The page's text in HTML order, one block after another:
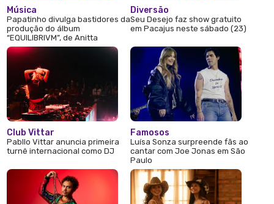
Música
Papatinho divulga bastidores da
produção do álbum
“EQUILIBRIVM”, de Anitta
Club Vittar
Pabllo Vittar anuncia primeira
turnê internacional como DJ
Diversão
Seu Desejo faz show gratuito
em Pacajus neste sábado (23)
Famosos
Luísa Sonza surpreende fãs ao
cantar com Joe Jonas em São
Paulo